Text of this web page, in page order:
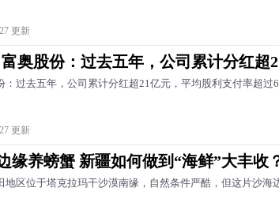
更新
奥股份：过去五年，公司累计分红超
：过去五年，公司累计分红超21亿元，平均股利支付率超过
更新
缘养螃蟹 新疆如何做到“海鲜”大丰收
地区位于塔克拉玛干沙漠南缘，自然条件严酷，但这片沙海